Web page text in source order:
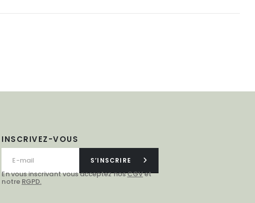
INSCRIVEZ-VOUS
S’INSCRIRE
En vous inscrivant vous acceptez nosCGVet
notre RGPD.